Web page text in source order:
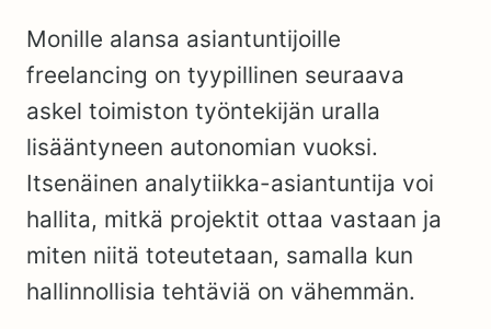
Monille alansa asiantuntijoille
freelancing on tyypillinen seuraava
askel toimiston työntekijän uralla
lisääntyneen autonomian vuoksi.
Itsenäinen analytiikka-asiantuntija voi
hallita, mitkä projektit ottaa vastaan ja
miten niitä toteutetaan, samalla kun
hallinnollisia tehtäviä on vähemmän.